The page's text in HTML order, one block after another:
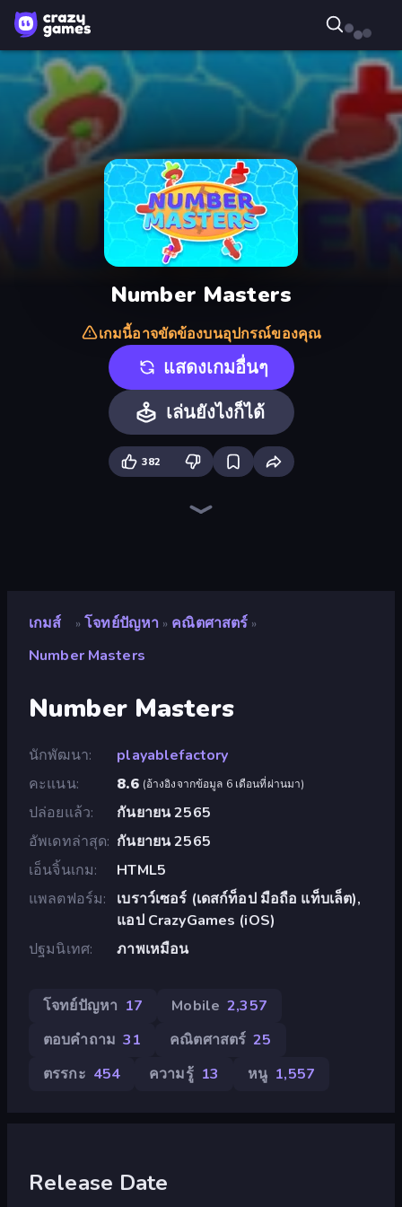
Number Masters
เกมนี้อาจขัดข้องบนอุปกรณ์ของคุณ
แสดงเกมอื่นๆ
เล่นยังไงก็ได้
382
เกมส์ » โจทย์ปัญหา » คณิตศาสตร์ »
Number Masters
Number Masters
นักพัฒนา
playablefactory
คะแนน
8.6 (อ้างอิงจากข้อมูล 6 เดือนที่ผ่านมา)
ปล่อยแล้ว
กันยายน 2565
อัพเดทล่าสุด กันยายน 2565
เอ็นจิ้นเกม
HTML5
แพลตฟอร์ม
เบราว์เซอร์ (เดสก์ท็อป มือถือ แท็บเล็ต),
แอป CrazyGames (iOS)
ปฐมนิเทศ
ภาพเหมือน
โจทย์ปัญหา 17 Mobile 2,357
ตอบคำถาม 31 คณิตศาสตร์ 25
ตรรกะ 454 ความรู้ 13 หนู 1,557
Release Date